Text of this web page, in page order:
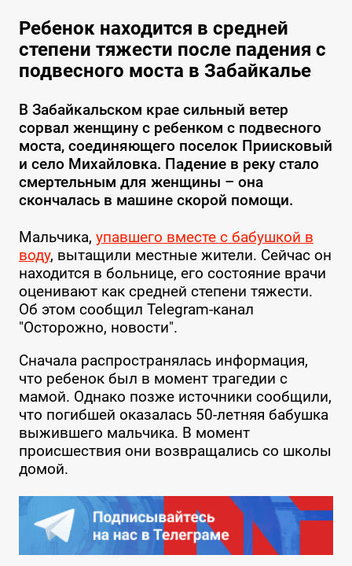
Ребенок находится в средней
степени тяжести после падения с
подвесного моста в Забайкалье
В Забайкальском крае сильный ветер
сорвал женщину с ребенком с подвесного
моста, соединяющего поселок Приисковый
и село Михайловка. Падение в реку стало
смертельным для женщины – она
скончалась в машине скорой помощи.
Мальчика, упавшего вместе с бабушкой в
воду, вытащили местные жители. Сейчас он
находится в больнице, его состояние врачи
оценивают как средней степени тяжести.
Об этом сообщил Telegram-канал
"Осторожно, новости".
Сначала распространялась информация,
что ребенок был в момент трагедии с
мамой. Однако позже источники сообщили,
что погибшей оказалась 50-летняя бабушка
выжившего мальчика. В момент
происшествия они возвращались со школы
домой.